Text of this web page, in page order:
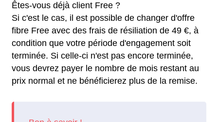
Êtes-vous déjà client Free ?
Si c'est le cas, il est possible de changer d'offre
fibre Free avec des frais de résiliation de 49 €, à
condition que votre période d'engagement soit
terminée. Si celle-ci n'est pas encore terminée,
vous devrez payer le nombre de mois restant au
prix normal et ne bénéficierez plus de la remise.